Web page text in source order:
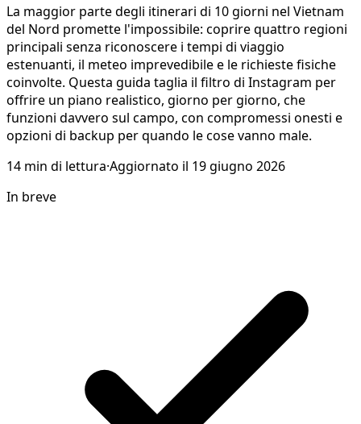
La maggior parte degli itinerari di 10 giorni nel Vietnam
del Nord promette l'impossibile: coprire quattro regioni
principali senza riconoscere i tempi di viaggio
estenuanti, il meteo imprevedibile e le richieste fisiche
coinvolte. Questa guida taglia il filtro di Instagram per
offrire un piano realistico, giorno per giorno, che
funzioni davvero sul campo, con compromessi onesti e
opzioni di backup per quando le cose vanno male.
14 min di lettura·Aggiornato il 19 giugno 2026
In breve